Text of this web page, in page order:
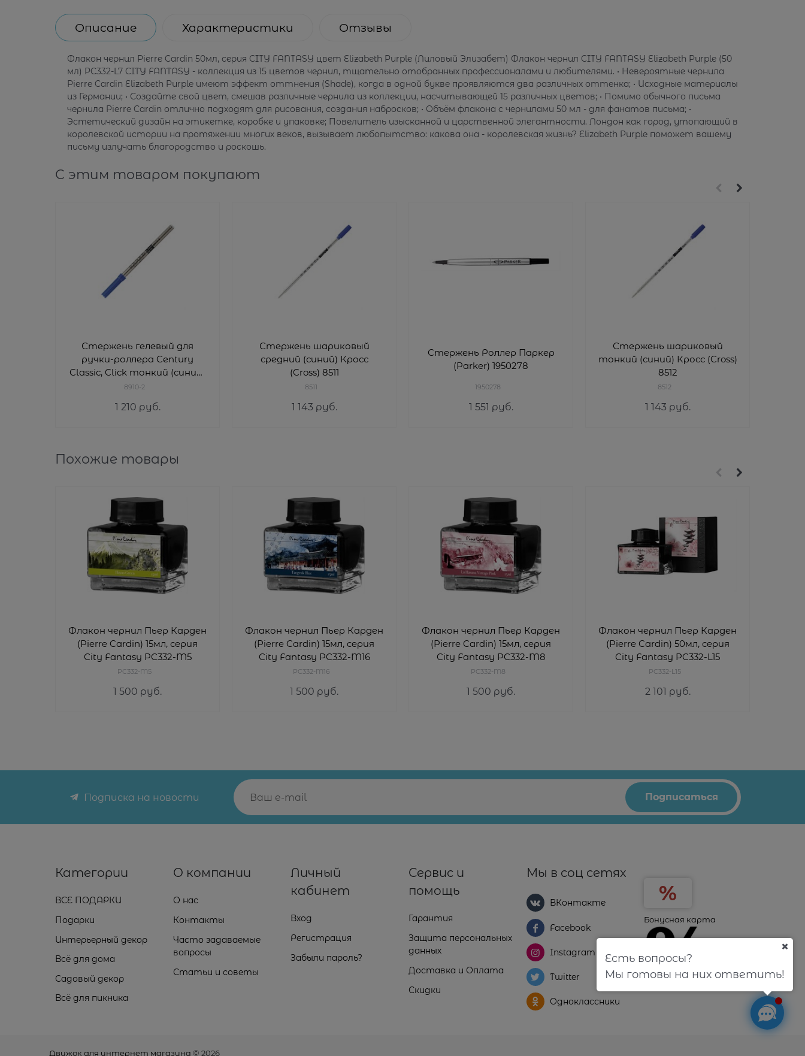
Описание Характеристики Отзывы
Флакон чернил Pierre Cardin 50мл, серия CITY FANTASY цвет Elizabeth Purple (Лиловый Элизабет) Флакон чернил CITY FANTASY Elizabeth Purple (50
мл) PC332-L7 CITY FANTASY - коллекция из 15 цветов чернил, тщательно отобранных профессионалами и любителями. • Невероятные чернила
Pierre Cardin Elizabeth Purple имеют эффект оттнения (Shade), когда в одной букве проявляются два различных оттенка; • Исходные материалы
из Германии; • Создайте свой цвет, смешав различные чернила из коллекции, насчитывающей 15 различных цветов; • Помимо обычного письма
чернила Pierre Cardin отлично подходят для рисования, создания набросков; • Объём флакона с чернилами 50 мл - для фанатов письма; •
Эстетический дизайн на этикетке, коробке и упаковке; Повелитель изысканной и царственной элегантности. Лондон как город, утопающий в
королевской истории на протяжении многих веков, вызывает любопытство: какова она - королевская жизнь? Elizabeth Purple поможет вашему
письму излучать благородство и роскошь.
С этим товаром покупают
Стержень гелевый для
ручки-роллера Century
Classic, Click тонкий (синий)
Кросс (Cross) 8910-2
8910-2
1 210 руб.
Стержень шариковый
средний (синий) Кросс
(Cross) 8511
8511
1 143 руб.
Стержень Роллер Паркер
(Parker) 1950278
1950278
1 551 руб.
Стержень шариковый
тонкий (синий) Кросс (Cross)
8512
8512
1 143 руб.
Похожие товары
Флакон чернил Пьер Карден
(Pierre Cardin) 15мл, серия
City Fantasy PC332-M5
PC332-M5
1 500 руб.
Флакон чернил Пьер Карден
(Pierre Cardin) 15мл, серия
City Fantasy PC332-M16
PC332-M16
1 500 руб.
Флакон чернил Пьер Карден
(Pierre Cardin) 15мл, серия
City Fantasy PC332-M8
PC332-M8
1 500 руб.
Флакон чернил Пьер Карден
(Pierre Cardin) 50мл, серия
City Fantasy PC332-L15
PC332-L15
2 101 руб.
Подписка на новости
Категории
ВСЕ ПОДАРКИ
Подарки
Интерьерный декор
Всё для дома
Садовый декор
Всё для пикника
О компании
О нас
Контакты
Часто задаваемые
вопросы
Статьи и советы
Личный
кабинет
Вход
Регистрация
Забыли пароль?
Сервис и
помощь
Гарантия
Защита персональных
данных
Доставка и Оплата
Скидки
Мы в соц сетях
ВКонтакте
Facebook
Instagram
Twitter
Одноклассники
Бонусная карта
Движок для интернет магазина © 2026
Есть вопросы?
Мы готовы на них ответить!